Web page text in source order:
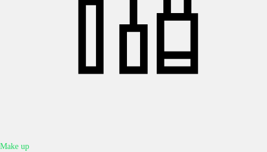
Make up